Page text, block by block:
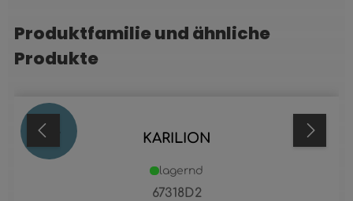
Produktgalerie überspringen
Produktfamilie und ähnliche
Produkte
76 KARILION
67318D2
lagernd